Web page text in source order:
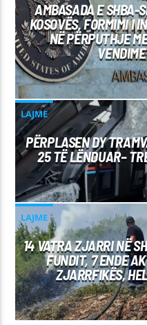
AMBASADA E SHBA-
KOSOVËS, FORMIMI I
NË PËRPUTHJE
LAJME
PËRPLASEN DY
25 TË LËNDUAR–
LAJME
14 VATRA ZJARRI NË
FUNDIT, 7 ENDE
ZJARRFIKËS,